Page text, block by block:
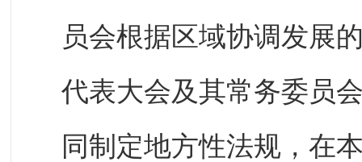
员会根据区域协调发展
代表大会及其常务委员
同制定地方性法规，在